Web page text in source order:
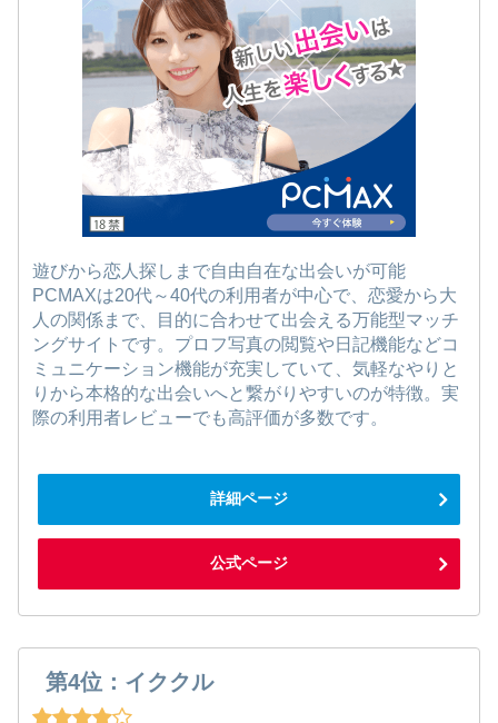
遊びから恋人探しまで自由自在な出会いが可能
PCMAXは20代～40代の利用者が中心で、恋愛から大
人の関係まで、目的に合わせて出会える万能型マッチ
ングサイトです。プロフ写真の閲覧や日記機能などコ
ミュニケーション機能が充実していて、気軽なやりと
りから本格的な出会いへと繋がりやすいのが特徴。実
際の利用者レビューでも高評価が多数です。
詳細ページ
公式ページ
第4位：イククル